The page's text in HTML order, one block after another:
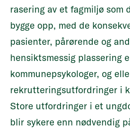
rasering av et fagmiljø som
bygge opp, med de
pasienter, pårørende og
hensiktsmessig plassering
kommunepsykologer, og
rekrutteringsutfordringer i
Store utfordringer i et
blir sykere enn nødvendig